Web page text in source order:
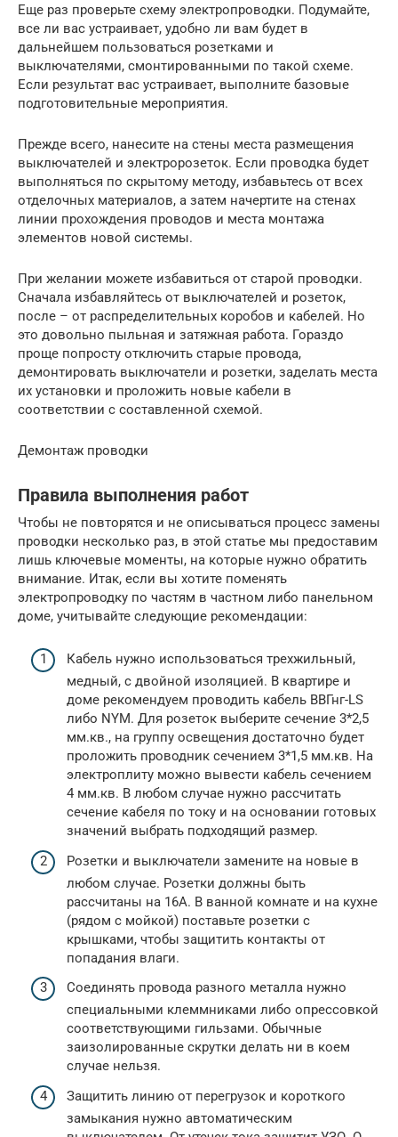
Еще раз проверьте схему электропроводки. Подумайте,
все ли вас устраивает, удобно ли вам будет в
дальнейшем пользоваться розетками и
выключателями, смонтированными по такой схеме.
Если результат вас устраивает, выполните базовые
подготовительные мероприятия.
Прежде всего, нанесите на стены места размещения
выключателей и электророзеток. Если проводка будет
выполняться по скрытому методу, избавьтесь от всех
отделочных материалов, а затем начертите на стенах
линии прохождения проводов и места монтажа
элементов новой системы.
При желании можете избавиться от старой проводки.
Сначала избавляйтесь от выключателей и розеток,
после – от распределительных коробов и кабелей. Но
это довольно пыльная и затяжная работа. Гораздо
проще попросту отключить старые провода,
демонтировать выключатели и розетки, заделать места
их установки и проложить новые кабели в
соответствии с составленной схемой.
Демонтаж проводки
Правила выполнения работ
Чтобы не повторятся и не описываться процесс замены
проводки несколько раз, в этой статье мы предоставим
лишь ключевые моменты, на которые нужно обратить
внимание. Итак, если вы хотите поменять
электропроводку по частям в частном либо панельном
доме, учитывайте следующие рекомендации:
Кабель нужно использоваться трехжильный,
медный, с двойной изоляцией. В квартире и
доме рекомендуем проводить кабель ВВГнг-LS
либо NYM. Для розеток выберите сечение 3*2,5
мм.кв., на группу освещения достаточно будет
проложить проводник сечением 3*1,5 мм.кв. На
электроплиту можно вывести кабель сечением
4 мм.кв. В любом случае нужно рассчитать
сечение кабеля по току и на основании готовых
значений выбрать подходящий размер.
Розетки и выключатели замените на новые в
любом случае. Розетки должны быть
рассчитаны на 16А. В ванной комнате и на кухне
(рядом с мойкой) поставьте розетки с
крышками, чтобы защитить контакты от
попадания влаги.
Соединять провода разного металла нужно
специальными клеммниками либо опрессовкой
соответствующими гильзами. Обычные
заизолированные скрутки делать ни в коем
случае нельзя.
Защитить линию от перегрузок и короткого
замыкания нужно автоматическим